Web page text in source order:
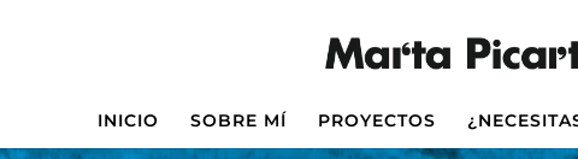
INICIO SOBRE MÍ PROYECTOS